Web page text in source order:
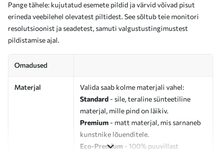
Pange tähele: kujutatud esemete pildid ja värvid võivad pisut
erineda veebilehel olevatest piltidest. See sõltub teie monitori
resolutsioonist ja seadetest, samuti valgustustingimustest
pildistamise ajal.
Omadused
Materjal
Valida saab kolme materjali vahel:
Standard - sile, teraline sünteetiline
materjal, mille pind on läikiv.
Premium - matt materjal, mis sarnaneb
kunstnike lõuenditele.
Eco-Premium - 100% puuvillast